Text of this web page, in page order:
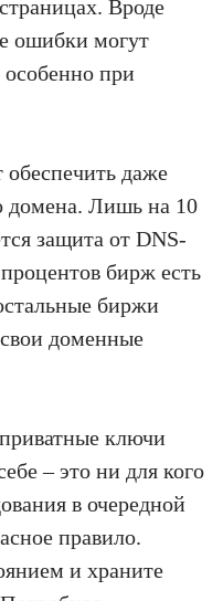
Вроде
ошибки могут
при
даже
домена. Лишь на 10
защита от DNS-
бирж есть
биржи
доменные
ключи
– это ни для кого
в очередной
правило.
и храните